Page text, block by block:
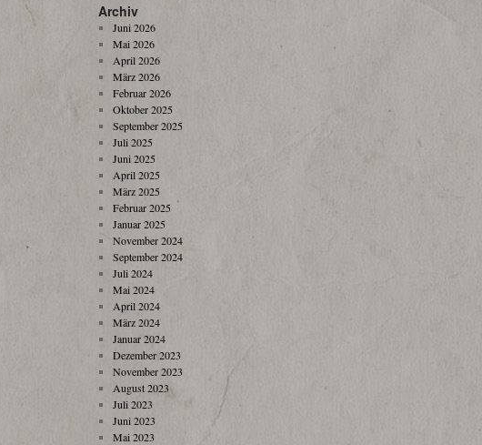
Archiv
Juni 2026
Mai 2026
April 2026
März 2026
Februar 2026
Oktober 2025
September 2025
Juli 2025
Juni 2025
April 2025
März 2025
Februar 2025
Januar 2025
November 2024
September 2024
Juli 2024
Mai 2024
April 2024
März 2024
Januar 2024
Dezember 2023
November 2023
August 2023
Juli 2023
Juni 2023
Mai 2023